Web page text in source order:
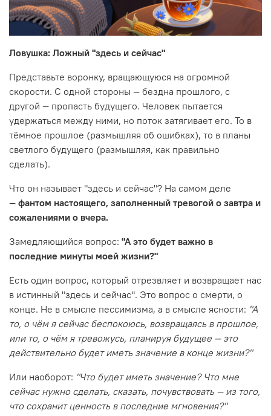
Ловушка: Ложный "здесь и сейчас"
Представьте воронку, вращающуюся на огромной
скорости. С одной стороны — бездна прошлого, с
другой — пропасть будущего. Человек пытается
удержаться между ними, но поток затягивает его. То в
тёмное прошлое (размышляя об ошибках), то в планы
светлого будущего (размышляя, как правильно
сделать).
Что он называет "здесь и сейчас"? На самом деле
— фантом настоящего, заполненный тревогой о завтра и
сожалениями о вчера.
Замедляющийся вопрос: "А это будет важно в
последние минуты моей жизни?"
Есть один вопрос, который отрезвляет и возвращает нас
в истинный "здесь и сейчас". Это вопрос о смерти, о
конце. Не в смысле пессимизма, а в смысле ясности: "А
то, о чём я сейчас беспокоюсь, возвращаясь в прошлое,
или то, о чём я тревожусь, планируя будущее — это
действительно будет иметь значение в конце жизни?"
Или наоборот: "Что будет иметь значение? Что мне
сейчас нужно сделать, сказать, почувствовать — из того,
что сохранит ценность в последние мгновения?"